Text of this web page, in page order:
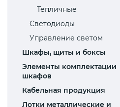
Тепличные
Светодиоды
Управление светом
Шкафы, щиты и боксы
Элементы комплектации
шкафов
Кабельная продукция
Лотки металлические и